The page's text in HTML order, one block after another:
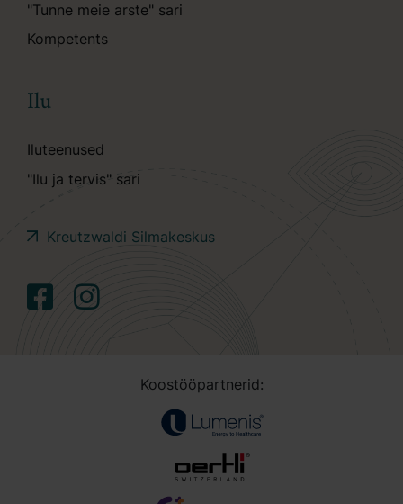
"Tunne meie arste" sari
Kompetents
Ilu
Iluteenused
"Ilu ja tervis" sari
Kreutzwaldi Silmakeskus
Koostööpartnerid: